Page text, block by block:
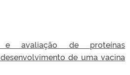
e avaliação de proteínas
de uma vacina